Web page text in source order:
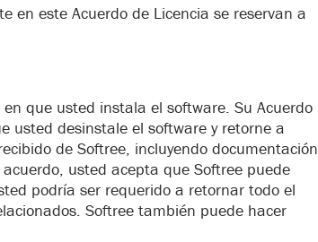
en este Acuerdo de Licencia se reservan a
que usted instala el software. Su Acuerdo
usted desinstale el software y retorne a
de Softree, incluyendo documentación
usted acepta que Softree puede
podría ser requerido a retornar todo el
Softree también puede hacer